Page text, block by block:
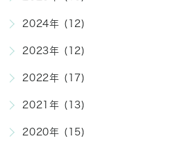
2024年 (12)
2023年 (12)
2022年 (17)
2021年 (13)
2020年 (15)